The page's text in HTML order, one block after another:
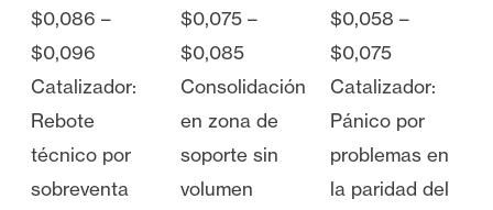
$0,086 –
$0,096
Catalizador:
Rebote
técnico por
sobreventa
$0,075 –
$0,085
Consolidación
en zona de
soporte sin
volumen
$0,058 –
$0,075
Catalizador:
Pánico por
problemas en
la paridad del